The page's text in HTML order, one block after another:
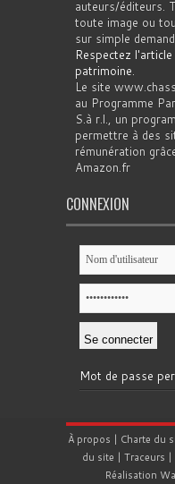
auteurs/éditeurs.
toute image ou
sur simple
Respectez
patrimoine.
Le site
au Programme
S.à r.l., un
permettre à des
rémunération
Amazon.fr
CONNEXION
Mot de passe
À propos | Charte du
du site | Traceurs |
Réalisation